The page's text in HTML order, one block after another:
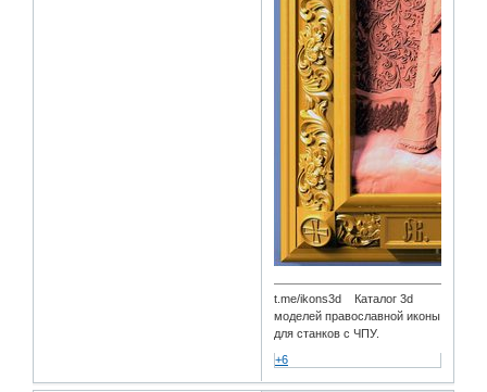
t.me/ikons3d Каталог 3d
моделей православной иконы
для станков с ЧПУ.
+6